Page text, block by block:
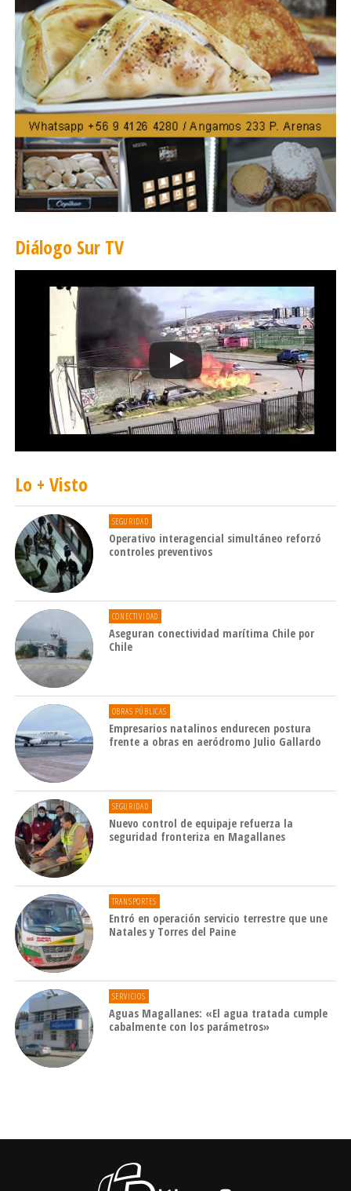
Diálogo Sur TV
Lo + Visto
SEGURIDAD
Operativo interagencial simultáneo reforzó
controles preventivos
CONECTIVIDAD
Aseguran conectividad marítima Chile por
Chile
OBRAS PÚBLICAS
Empresarios natalinos endurecen postura
frente a obras en aeródromo Julio Gallardo
SEGURIDAD
Nuevo control de equipaje refuerza la
seguridad fronteriza en Magallanes
TRANSPORTES
Entró en operación servicio terrestre que une
Natales y Torres del Paine
SERVICIOS
Aguas Magallanes: «El agua tratada cumple
cabalmente con los parámetros»